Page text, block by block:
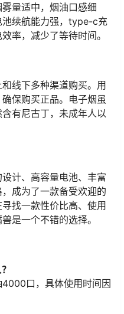
量适中，烟油口感细
池续航能力强，type-c充
率，减少了等待时间。
线下多种渠道购买。用
保购买正品。电子烟虽
有尼古丁，未成年人以
计、高容量电池、丰富
成为了一款备受欢迎的
找一款性价比高、使用
是一个不错的选择。
口，具体使用时间因